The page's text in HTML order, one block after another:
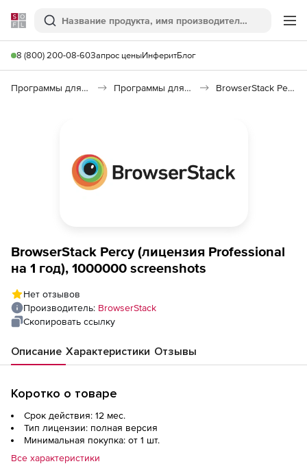
Softline
Поиск
8 (800) 200-08-60Запрос ценыИнферитБлог
Программы для программирования Программы для разработки ПО BrowserStack Percy
BrowserStack Percy (лицензия Professional
на 1 год), 1000000 screenshots
Нет отзывов
Производитель: BrowserStack
Скопировать ссылку
Описание Характеристики Отзывы
Коротко о товаре
Срок действия: 12 мес.
Тип лицензии: полная версия
Минимальная покупка: от 1 шт.
Все характеристики